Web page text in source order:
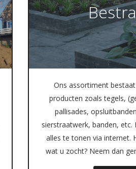
Ons assortiment
producten zoals tegels,
pallisades,
sierstraatwerk, banden,
alles te tonen via internet.
wat u zocht? Neem dan